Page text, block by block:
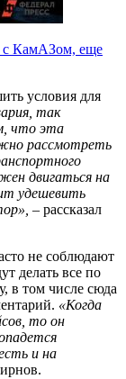
с КамАЗом, еще
условия для
так
что эта
рассмотреть
двигаться на
удешевить
– рассказал
не соблюдают
делать все по
в том числе сюда
«Когда
то он
и на